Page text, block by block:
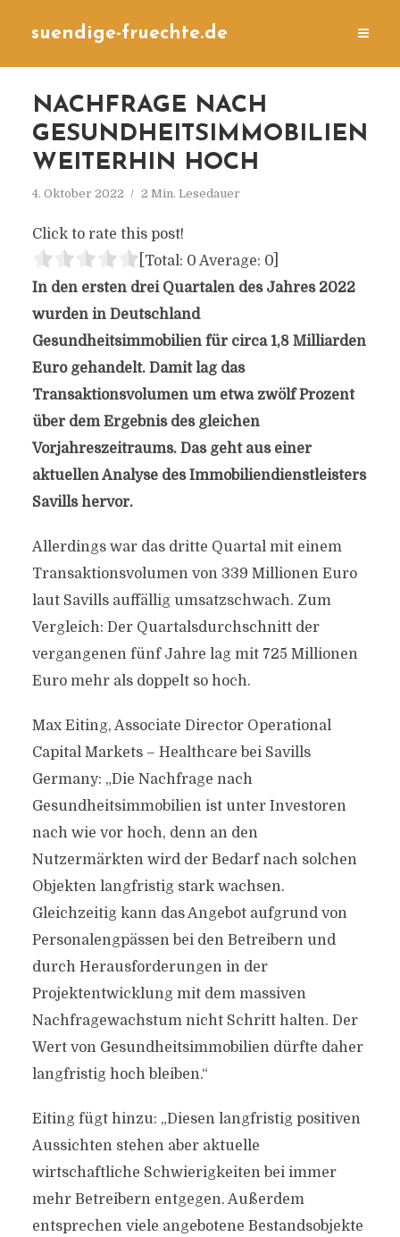
suendige-fruechte.de
NACHFRAGE NACH
GESUNDHEITSIMMOBILIEN
WEITERHIN HOCH
4. Oktober 2022 2 Min. Lesedauer
Click to rate this post!
[Total: 0 Average: 0]
In den ersten drei Quartalen des Jahres 2022
wurden in Deutschland
Gesundheitsimmobilien für circa 1,8 Milliarden
Euro gehandelt. Damit lag das
Transaktionsvolumen um etwa zwölf Prozent
über dem Ergebnis des gleichen
Vorjahreszeitraums. Das geht aus einer
aktuellen Analyse des Immobiliendienstleisters
Savills hervor.
Allerdings war das dritte Quartal mit einem
Transaktionsvolumen von 339 Millionen Euro
laut Savills auffällig umsatzschwach. Zum
Vergleich: Der Quartalsdurchschnitt der
vergangenen fünf Jahre lag mit 725 Millionen
Euro mehr als doppelt so hoch.
Max Eiting, Associate Director Operational
Capital Markets – Healthcare bei Savills
Germany: „Die Nachfrage nach
Gesundheitsimmobilien ist unter Investoren
nach wie vor hoch, denn an den
Nutzermärkten wird der Bedarf nach solchen
Objekten langfristig stark wachsen.
Gleichzeitig kann das Angebot aufgrund von
Personalengpässen bei den Betreibern und
durch Herausforderungen in der
Projektentwicklung mit dem massiven
Nachfragewachstum nicht Schritt halten. Der
Wert von Gesundheitsimmobilien dürfte daher
langfristig hoch bleiben.“
Eiting fügt hinzu: „Diesen langfristig positiven
Aussichten stehen aber aktuelle
wirtschaftliche Schwierigkeiten bei immer
mehr Betreibern entgegen. Außerdem
entsprechen viele angebotene Bestandsobjekte